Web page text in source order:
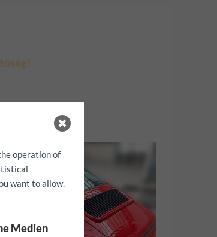
operation of
want to allow.
Medien